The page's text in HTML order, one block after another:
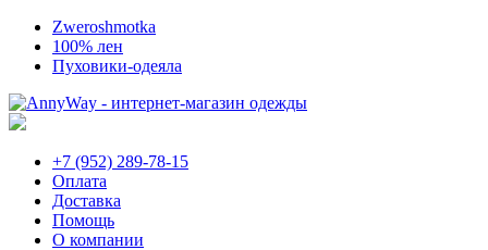
Zweroshmotka
100% лен
Пуховики-одеяла
+7 (952) 289-78-15
Оплата
Доставка
Помощь
О компании